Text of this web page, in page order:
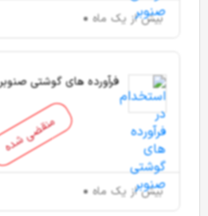
بیش از یک ماه
منقضی شده
فرآورده های گوشتی صنوبر
بیش از یک ماه